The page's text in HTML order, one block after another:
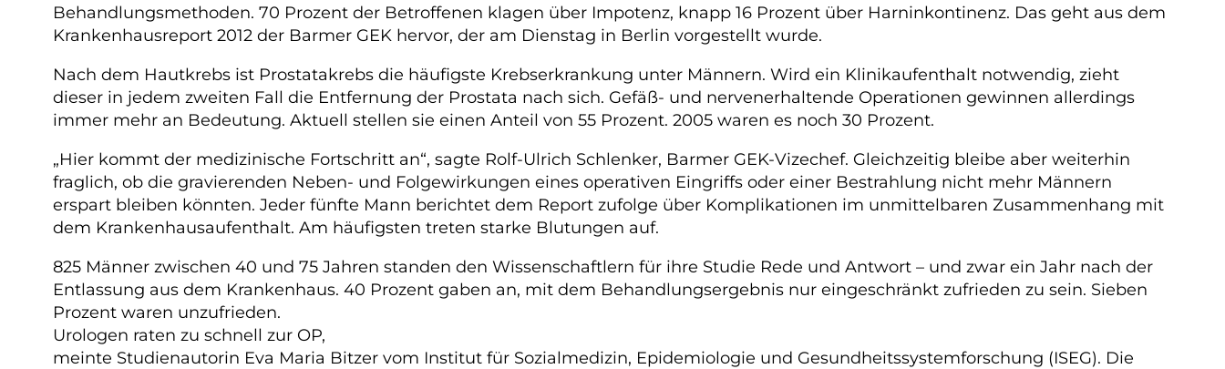
Behandlungsmethoden. 70 Prozent der Betroffenen klagen über Impotenz, knapp 16 Prozent über Harninkontinenz. Das geht aus dem
Krankenhausreport 2012 der Barmer GEK hervor, der am Dienstag in Berlin vorgestellt wurde.
Nach dem Hautkrebs ist Prostatakrebs die häufigste Krebserkrankung unter Männern. Wird ein Klinikaufenthalt notwendig, zieht
dieser in jedem zweiten Fall die Entfernung der Prostata nach sich. Gefäß- und nervenerhaltende Operationen gewinnen allerdings
immer mehr an Bedeutung. Aktuell stellen sie einen Anteil von 55 Prozent. 2005 waren es noch 30 Prozent.
„Hier kommt der medizinische Fortschritt an“, sagte Rolf-Ulrich Schlenker, Barmer GEK-Vizechef. Gleichzeitig bleibe aber weiterhin
fraglich, ob die gravierenden Neben- und Folgewirkungen eines operativen Eingriffs oder einer Bestrahlung nicht mehr Männern
erspart bleiben könnten. Jeder fünfte Mann berichtet dem Report zufolge über Komplikationen im unmittelbaren Zusammenhang mit
dem Krankenhausaufenthalt. Am häufigsten treten starke Blutungen auf.
825 Männer zwischen 40 und 75 Jahren standen den Wissenschaftlern für ihre Studie Rede und Antwort – und zwar ein Jahr nach der
Entlassung aus dem Krankenhaus. 40 Prozent gaben an, mit dem Behandlungsergebnis nur eingeschränkt zufrieden zu sein. Sieben
Prozent waren unzufrieden.
Urologen raten zu schnell zur OP,
meinte Studienautorin Eva Maria Bitzer vom Institut für Sozialmedizin, Epidemiologie und Gesundheitssystemforschung (ISEG). Die